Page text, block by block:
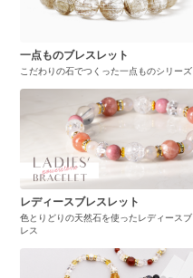
一点ものブレスレット
こだわりの石でつくった一点ものシリーズ
レディースブレスレット
色とりどりの天然石を使ったレディースブ
レス